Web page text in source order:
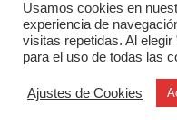
Usamos cookies en
experiencia de
visitas repetidas. Al
para el uso de todas las
Ajustes de Cookies